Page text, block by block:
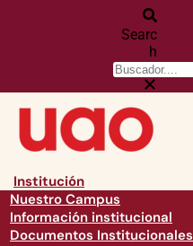
Searc
h
Institución
Nuestro Campus
Información institucional
Documentos Institucionales